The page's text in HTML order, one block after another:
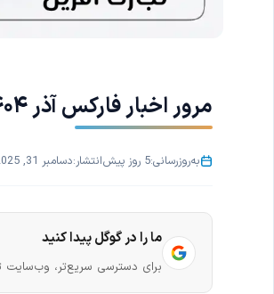
مرور اخبار فارکس آذر ۱۴۰۴
به‌روزرسانی:5 روز پیش انتشار:دسامبر 31, 2025
ما را در گوگل پیدا کنید
برای دسترسی سریع‌تر، وب‌سایت